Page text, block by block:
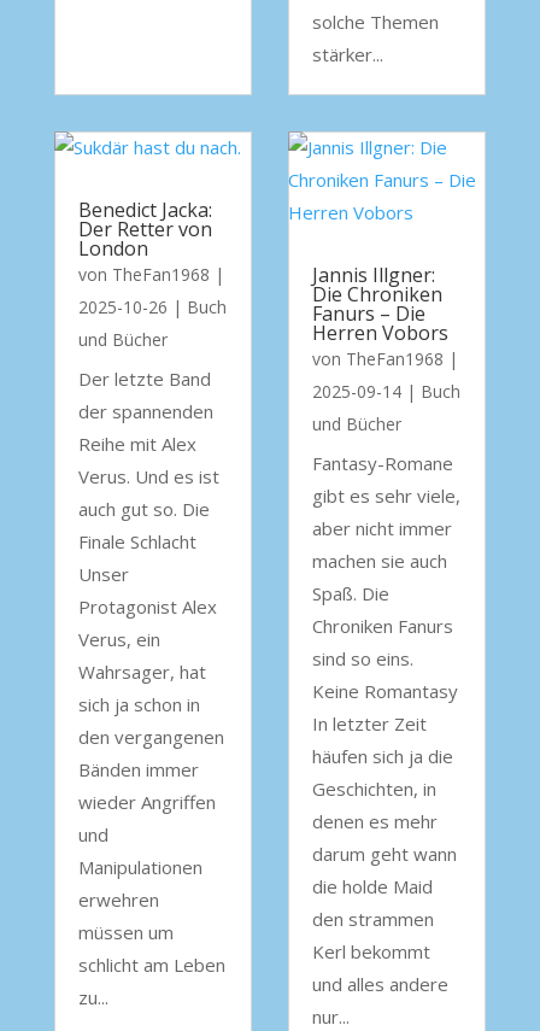
solche Themen
stärker...
Benedict Jacka:
Der Retter von
London
von TheFan1968 |
2025-10-26 | Buch
und Bücher
Der letzte Band
der spannenden
Reihe mit Alex
Verus. Und es ist
auch gut so. Die
Finale Schlacht
Unser
Protagonist Alex
Verus, ein
Wahrsager, hat
sich ja schon in
den vergangenen
Bänden immer
wieder Angriffen
und
Manipulationen
erwehren
müssen um
schlicht am Leben
zu...
Jannis Illgner:
Die Chroniken
Fanurs – Die
Herren Vobors
von TheFan1968 |
2025-09-14| Buch
und Bücher
Fantasy-Romane
gibt es sehr viele,
aber nicht immer
machen sie auch
Spaß. Die
Chroniken Fanurs
sind so eins.
Keine Romantasy
In letzter Zeit
häufen sich ja die
Geschichten, in
denen es mehr
darum geht wann
die holde Maid
den strammen
Kerl bekommt
und alles andere
nur...